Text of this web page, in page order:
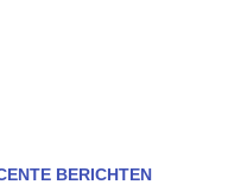
BERICHTEN